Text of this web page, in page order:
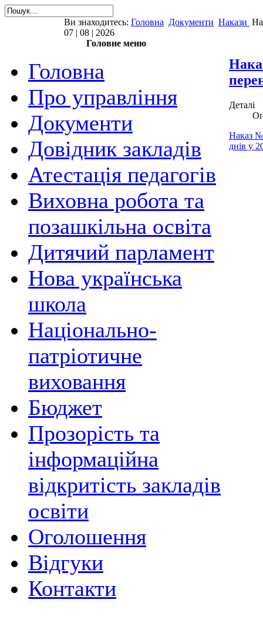
Ви знаходитесь: Головна Документи Накази
07 | 08 | 2026
Головне меню
Головна
Про управління
Документи
Довідник закладів
Атестація педагогів
Виховна робота та
позашкільна освіта
Дитячий парламент
Нова українська
школа
Національно-
патріотичне
виховання
Бюджет
Прозорість та
інформаційна
відкритість закладів
освіти
Оголошення
Відгуки
Контакти
Деталі
Наказ №
днів у